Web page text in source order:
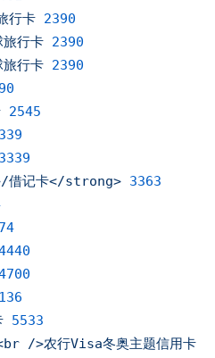
行卡 2390
旅行卡 2390
旅行卡 2390
2545
3339
借记卡</strong> 3363
5533
/>农行Visa冬奥主题信用卡